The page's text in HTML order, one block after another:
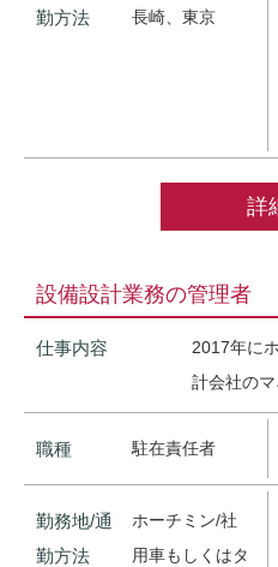
勤方法
長崎、東京
詳
設備設計業務の管理者
仕事内容
2017年に
計会社の
職種 駐在責任者
勤務地/通
勤方法
ホーチミン/社
用車もしくはタ